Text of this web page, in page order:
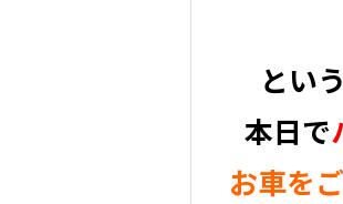
とい
本日で
お車を